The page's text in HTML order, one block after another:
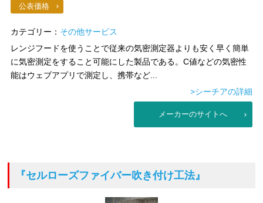
公表価格
カテゴリー： その他サービス
レンジフードを使うことで従来の気密測定器よりも安く早く簡単
に気密測定をすること可能にした製品である。C値などの気密性
能はウェブアプリで測定し、携帯など...
>シーチアの詳細
メーカーのサイトへ
『セルローズファイバー吹き付け工法』